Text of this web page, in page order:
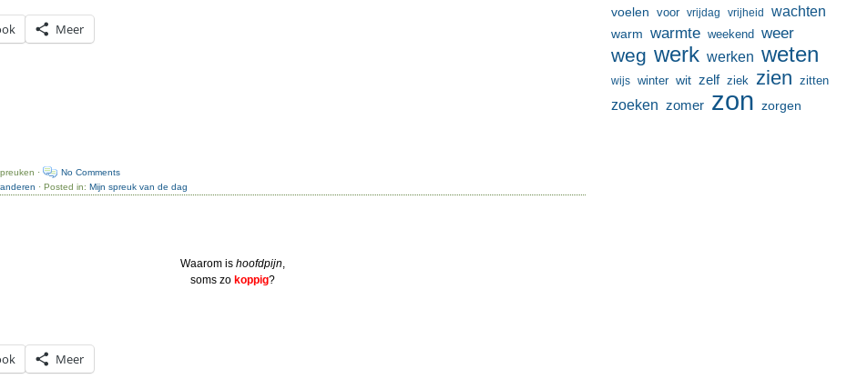
Meer
·
No Comments
· Posted in:Mijn spreuk van de dag
Waarom ishoofdpijn
soms zokoppig?
Meer
voelen voor vrijdag vrijheid wachten
warm warmte weekend weer
weg werk werken weten
wijs winter wit zelf ziek zien zitten
zoeken zomer zon zorgen